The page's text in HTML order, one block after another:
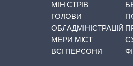
МІНІСТРІВ
ГОЛОВИ
ОБЛАДМІНІСТРАЦІЙ
МЕРИ МІСТ
ВСІ ПЕРСОНИ